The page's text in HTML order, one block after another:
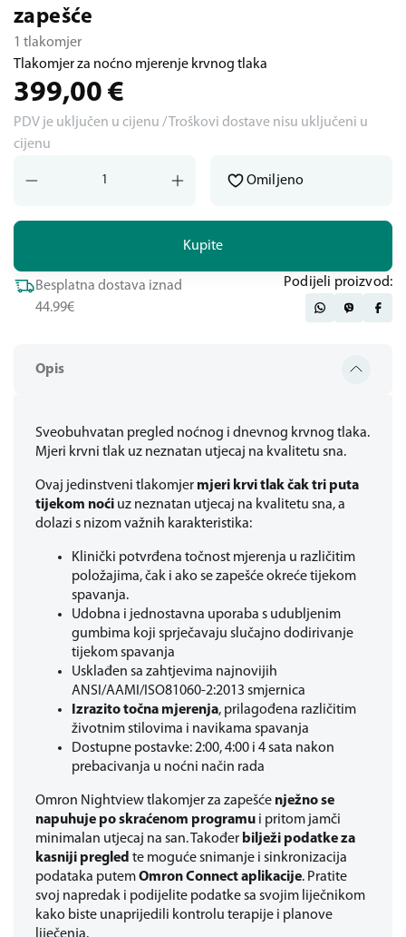
Opis
Sveobuhvatan pregled noćnog i dnevnog krvnog tlaka.
Mjeri krvni tlak uz neznatan utjecaj na kvalitetu sna.
Ovaj jedinstveni tlakomjer mjeri krvi tlak čak tri puta
tijekom noći uz neznatan utjecaj na kvalitetu sna, a
dolazi s nizom važnih karakteristika:
Klinički potvrđena točnost mjerenja u različitim
položajima, čak i ako se zapešće okreće tijekom
spavanja.
Udobna i jednostavna uporaba s udubljenim
gumbima koji sprječavaju slučajno dodirivanje
tijekom spavanja
Usklađen sa zahtjevima najnovijih
ANSI/AAMI/ISO81060-2:2013 smjernica
Izrazito točna mjerenja, prilagođena različitim
životnim stilovima i navikama spavanja
Dostupne postavke: 2:00, 4:00 i 4 sata nakon
prebacivanja u noćni način rada
Omron Nightview tlakomjer za zapešće nježno se
napuhuje po skraćenom programu i pritom jamči
minimalan utjecaj na san. Također bilježi podatke za
kasniji pregled te moguće snimanje i sinkronizacija
podataka putemOmron Connect aplikacije. Pratite
svoj napredak i podijelite podatke sa svojim liječnikom
kako biste unaprijedili kontrolu terapije i planove
zapešće
1 tlakomjer
Tlakomjer za noćno mjerenje krvnog tlaka
399,00 €
PDV je uključen u cijenu / Troškovi dostave nisu uključeni u
cijenu
Kupite
Omiljeno
Besplatna dostava iznad
44.99€
Podijeli proizvod: